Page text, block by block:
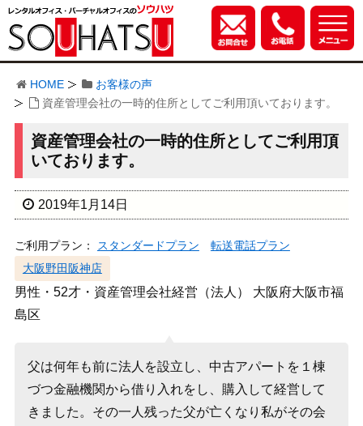
HOME
お客様の声
資産管理会社の一時的住所としてご利用頂いております。
資産管理会社の一時的住所としてご利用頂
いております。
2019年1月14日
ご利用プラン： スタンダードプラン
転送電話プラン
大阪野田阪神店
男性・52才・資産管理会社経営（法人） 大阪府大阪市福
島区
父は何年も前に法人を設立し、中古アパートを１棟
づつ金融機関から借り入れをし、購入して経営して
きました。その一人残った父が亡くなり私がその会